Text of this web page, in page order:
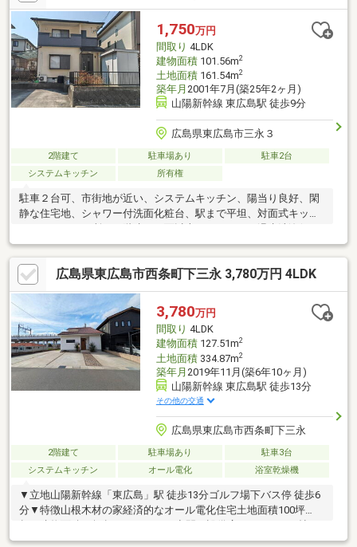
1,750万円
間取り 4LDK
建物面積101.56m2
土地面積161.54m2
築年月 2001年7月(築25年2ヶ月)
山陽新幹線 東広島駅 徒歩9分
広島県東広島市三永３
2階建て 駐車場あり
駐車2台
システムキッチン
所有権
駐車２台可、市街地が近い、システムキッチン、陽当り良好、閑
静な住宅地、シャワー付洗面化粧台、駅まで平坦、対面式キッチ
座、浴室に窓、緑豊かな住宅地、通風良好、ウォークインクロー
ゼット、テラス、食器洗乾燥機、周辺交通量少なめ
広島県東広島市西条町下三永 3,780万円 4LDK
3,780万円
間取り 4LDK
建物面積127.51m2
土地面積334.87m2
築年月 2019年11月(築6年10ヶ月)
山陽新幹線 東広島駅 徒歩13分
その他の交通
広島県東広島市西条町下三永
2階建て 駐車場あり
駐車3台
システムキッチン
オール電化 浴室乾燥機
▼立地山陽新幹線「東広島」駅 徒歩13分ゴルフ場下バス停 徒歩6
分▼特徴山根木材の家経済的なオール電化住宅土地面積100坪
LDKに隣接する和室WIC、SIC、小屋裏収納など収納あり並列3台